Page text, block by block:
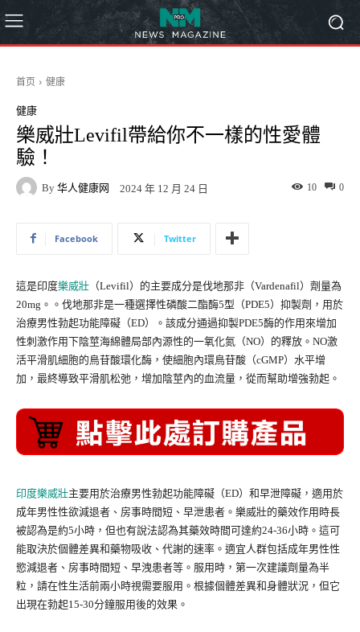
首页 健康
健康
樂威壯Levifil帶給你不一樣的性愛體
驗！
By 华人健康网 2024 年 12 月 24 日 0
10
Facebook Twitter
這是印度樂威壯 （Levifil）的主要成分是伐地那非（Vardenafil）劑量為
20mg。。伐地那非是一種選擇性磷酸二酯酶5型（PDE5）抑製劑，用於
治療男性勃起功能障礙（ED）。該成分通過抑製PDE5酶的作用來增加
性刺激作用下陰莖海綿體局部內源性的一氧化氮（NO）的釋放。NO激
活平滑肌細胞的鳥苷酸環化酶，使細胞內環鳥苷酸（cGMP）水平增
加，最終導致平滑肌松弛，增加陰莖內的血流量，從而幫助增強勃起。
印度樂威壯主要用於治療男性勃起功能障礙（ED）和早泄障礙，適用於
成年男性性欲減退者、房事時間短、早泄患者。樂威壯的藥效作用時長
被認為是約5小時，但也有說法認為其藥效時間可達約24-36小時。這可
能取決於個體差異和藥物吸收、代謝的速率。適宜人群包括成年男性性
慾減退者、房事時間短、早洩患者等。服用時，第一次建議劑量為半
粒，請在性生活前兩小時視需要服用。根據個體差異和身體狀況，但它
出現在勃起15-30分鐘服用後的效果。